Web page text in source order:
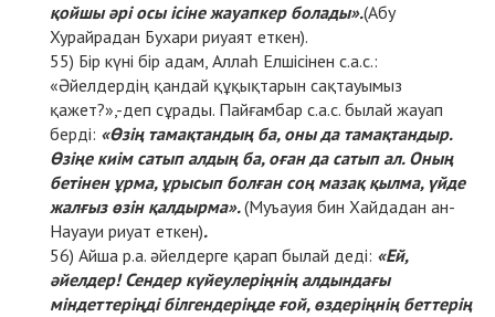
қойшы әрі осы ісіне жауапкер болады».(Абу
Хурайрадан Бухари риуаят еткен).
Бір күні бір адам, Аллаһ Елшісінен с.а.с.:
«Әйелдердің қандай құқықтарын сақтауымыз
қажет?»,-деп сұрады. Пайғамбар с.а.с. былай жауап
берді: «Өзің тамақтандың ба, оны да тамақтандыр.
Өзіңе киім сатып алдың ба, оған да сатып ал. Оның
бетінен ұрма, ұрысып болған соң мазақ қылма, үйде
жалғыз өзін қалдырма».(Муъауия бин Хайдадан ан-
Науауи риуат еткен).
Айша р.а. әйелдерге қарап былай деді: «Ей,
әйелдер! Сендер күйеулеріңнің алдындағы
міндеттеріңді білгендеріңде ғой, өздеріңнің беттерің